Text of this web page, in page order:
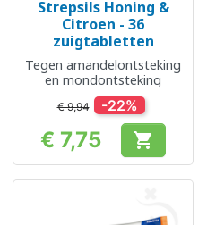
Strepsils Honing &
Citroen - 36
zuigtabletten
Tegen amandelontsteking
en mondontsteking
€ 9,94 -22%
Prijs
€ 7,75 